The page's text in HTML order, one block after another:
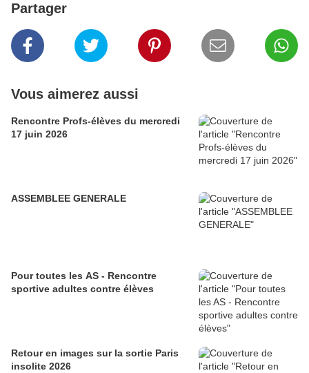
Partager
Vous aimerez aussi
Rencontre Profs-élèves du mercredi
17 juin 2026
ASSEMBLEE GENERALE
Pour toutes les AS - Rencontre
sportive adultes contre élèves
Retour en images sur la sortie Paris
insolite 2026